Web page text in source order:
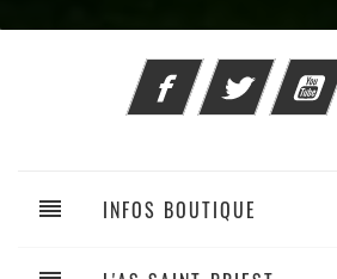
FacebookTwitter
reorder INFOS BOUTIQUE